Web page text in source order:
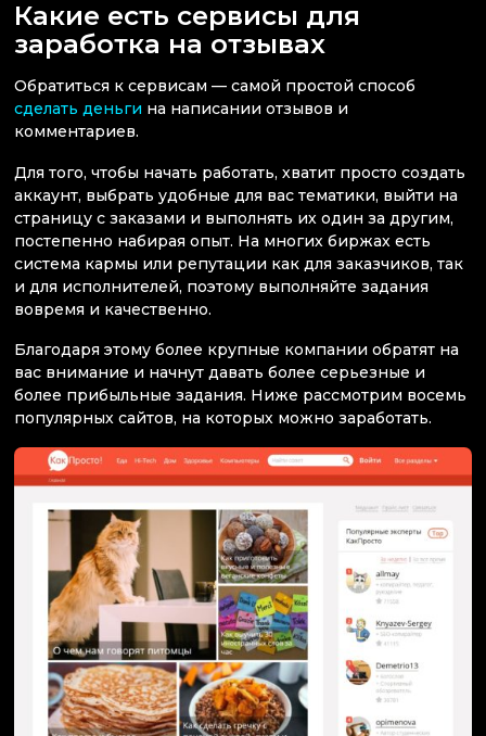
Какие есть сервисы для
заработка на отзывах
Обратиться к сервисам — самой простой способ
сделать деньги на написании отзывов и
комментариев.
Для того, чтобы начать работать, хватит просто создать
аккаунт, выбрать удобные для вас тематики, выйти на
страницу с заказами и выполнять их один за другим,
постепенно набирая опыт. На многих биржах есть
система кармы или репутации как для заказчиков, так
и для исполнителей, поэтому выполняйте задания
вовремя и качественно.
Благодаря этому более крупные компании обратят на
вас внимание и начнут давать более серьезные и
более прибыльные задания. Ниже рассмотрим восемь
популярных сайтов, на которых можно заработать.